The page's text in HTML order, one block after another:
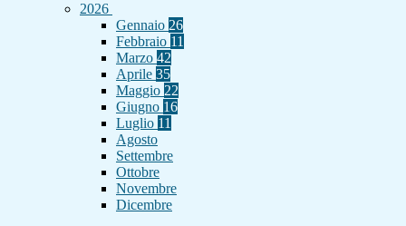
2026
Gennaio 26
Febbraio 11
Marzo 42
Aprile 35
Maggio 22
Giugno 16
Luglio 11
Agosto
Settembre
Ottobre
Novembre
Dicembre